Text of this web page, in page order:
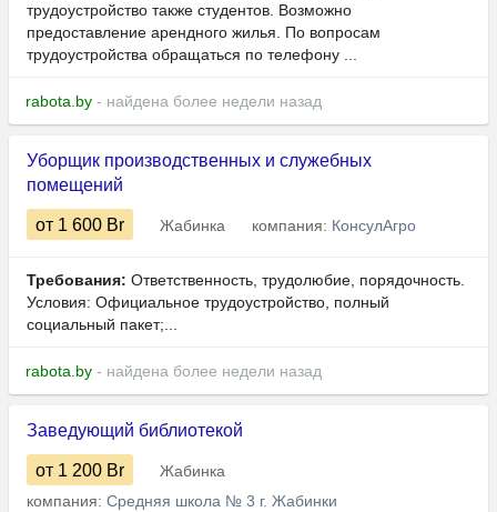
трудоустройство также студентов. Возможно
предоставление арендного жилья. По вопросам
трудоустройства обращаться по телефону ...
rabota.by - найдена более недели назад
Уборщик производственных и служебных
помещений
от 1 600 Br Жабинка компания: КонсулАгро
Требования: Ответственность, трудолюбие, порядочность.
Условия: Официальное трудоустройство, полный
социальный пакет;...
rabota.by - найдена более недели назад
Заведующий библиотекой
от 1 200 Br
Жабинка
компания: Средняя школа № 3 г. Жабинки